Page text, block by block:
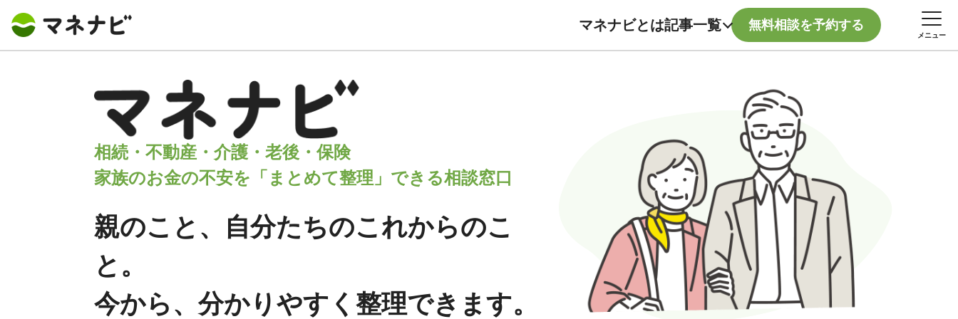
マネナビとは記事一覧 無料相談を予約する
メニュー
相続・不動産・介護・老後・保険
家族のお金の不安を「まとめて整理」できる相談窓口
親のこと、自分たちのこれからのこ
と。
今から、分かりやすく 整理できます。